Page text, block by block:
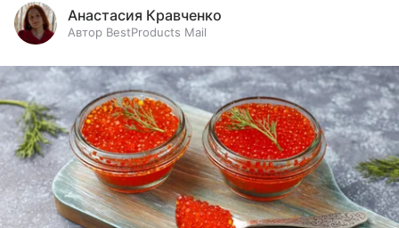
Анастасия Кравченко
Автор BestProducts Mail